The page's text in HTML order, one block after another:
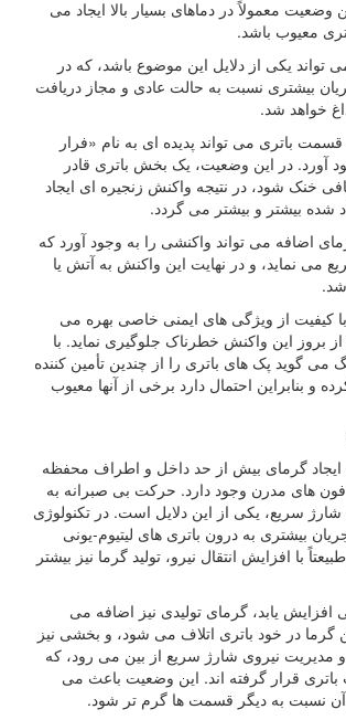
وضعیت معمولاً در دماهای بسیار بالا ایجاد می
معیوب باشد.
یکی از دلایل این موضوع باشد، که در
بیشتری نسبت به حالت عادی و مجاز دریافت
خواهد شد.
باتری می تواند پدیده ای به نام «فرار
آورد. در این وضعیت، یک بخش باتری قادر
خنک شود، در نتیجه واکنش زنجیره ای ایجاد
شده بیشتر و بیشتر می گردد.
اضافه می تواند واکنشی را به وجود آورد که
می نماید، و در نهایت این واکنش به آتش یا
شد.
با کیفیت از ویژگی های ایمنی خاصی بهره می
بروز این واکنش خطرناک جلوگیری نماید. با
گوید پک های باتری را از چندین تأمین کننده
و بنابراین احتمال دارد برخی از آنها معیوب
گرمای بیش از حد داخل و اطراف محفظه
های مدرن وجود دارد. حرکت بی صبرانه به
سریع، یکی از این دلایل است. در تکنولوژی
بیشتری به درون باتری های لیتیوم-یونی
با افزایش انتقال نیرو، تولید گرما نیز بیشتر
یابد، گرمای تولیدی نیز اضافه می
گرما در خود باتری اتلاف می شود، و بخشی نیز
و مدیریت نیروی شارژ سریع از بین می رود، که
باتری قرار گرفته اند. این وضعیت باعث می
نسبت به دیگر قسمت ها گرم تر شود.